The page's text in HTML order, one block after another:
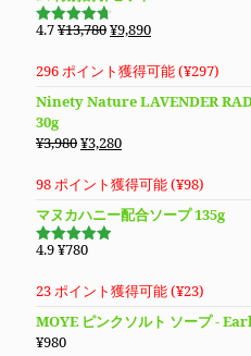
¥5,480
で
た。
は
¥4,780
す。
5段階で
4.7¥13,780元
価
は
で
し
た。
¥9,890現
の
格
で
す。
296 ポイント獲得可能 (¥297)
Ninety Nature LAVENDER
30g
¥3,980元
価
は
¥3,980
し
¥3,280現
の
価
格
で
98 ポイント獲得可能 (¥98)
マヌカハニー配合ソープ 135g
5段階で
4.9¥780
23 ポイント獲得可能 (¥23)
MOYE ピンクソルト ソープ -
¥980